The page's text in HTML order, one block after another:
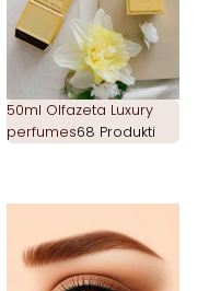
50ml Olfazeta Luxury
perfumes68 Produkti